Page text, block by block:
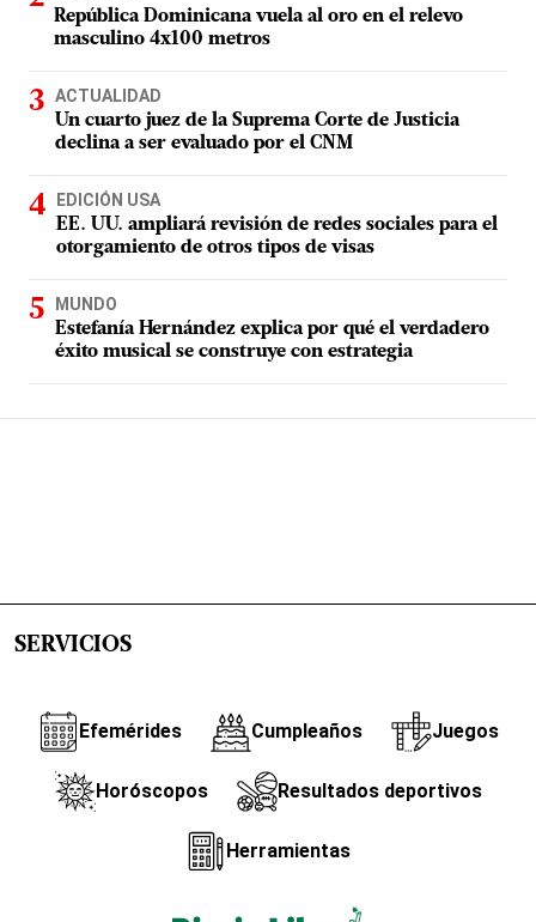
República Dominicana vuela al oro en el relevo
masculino 4x100 metros
ACTUALIDAD
Un cuarto juez de la Suprema Corte de Justicia
declina a ser evaluado por el CNM
EDICIÓN USA
EE. UU. ampliará revisión de redes sociales para el
otorgamiento de otros tipos de visas
MUNDO
Estefanía Hernández explica por qué el verdadero
éxito musical se construye con estrategia
SERVICIOS
Efemérides Cumpleaños Juegos
Horóscopos Resultados deportivos
Herramientas